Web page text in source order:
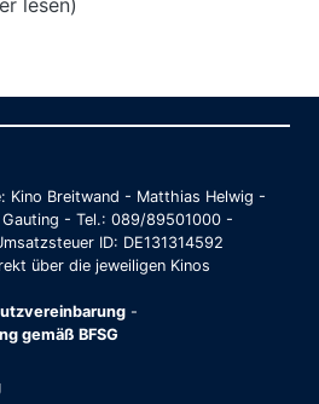
Kino Breitwand - Matthias Helwig -
- Tel.: 089/89501000 -
ID: DE131314592
über die jeweiligen Kinos
-
gemäß BFSG